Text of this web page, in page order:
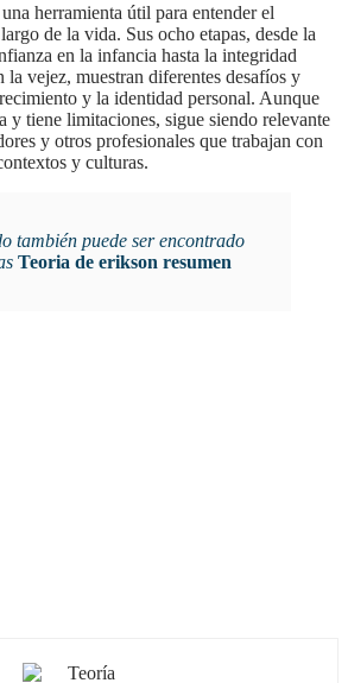
de la vida. Sus ocho etapas, desde la
en la infancia hasta la integridad
la vejez, muestran diferentes desafíos y
y la identidad personal. Aunque
y tiene limitaciones, sigue siendo relevante
y otros profesionales que trabajan con
y culturas.
Teoria de erikson resumen